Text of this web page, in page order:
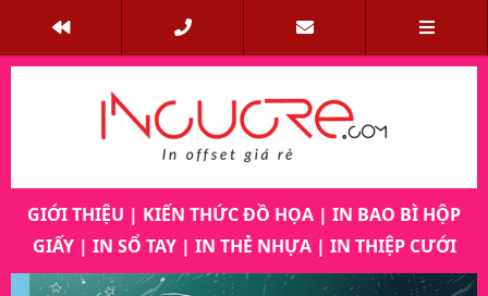
GIỚI THIỆU | KIẾN THỨC ĐỒ HỌA | IN BAO BÌ HỘP
GIẤY| IN SỔ TAY| IN THẺ NHỰA| IN THIỆP CƯỚI